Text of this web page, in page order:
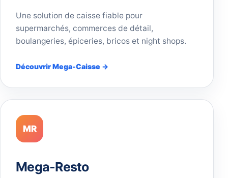
Une solution de caisse fiable pour
supermarchés, commerces de détail,
boulangeries, épiceries, bricos et night shops.
Découvrir Mega-Caisse →
MR
Mega-Resto